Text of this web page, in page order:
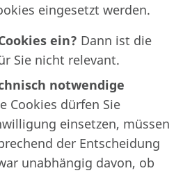
eingesetzt werden.
ein? Dann ist die
Sie nicht relevant.
notwendige
Cookies dürfen Sie
einsetzen, müssen
der Entscheidung
unabhängig davon, ob